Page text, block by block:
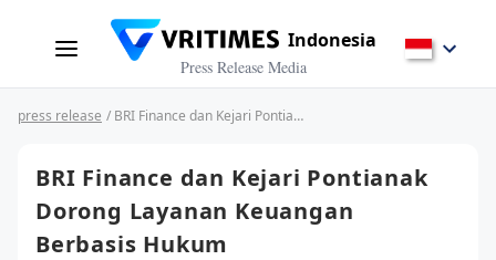
Indonesia
Press Release Media
press release / BRI Finance dan Kejari Pontianak Dorong Layanan Keuangan Berbasis Hukum
BRI Finance dan Kejari Pontianak
Dorong Layanan Keuangan
Berbasis Hukum